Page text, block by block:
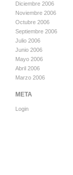
Diciembre 2006
Noviembre 2006
Octubre 2006
Septiembre 2006
Julio 2006
Junio 2006
Mayo 2006
Abril 2006
Marzo 2006
META
Login